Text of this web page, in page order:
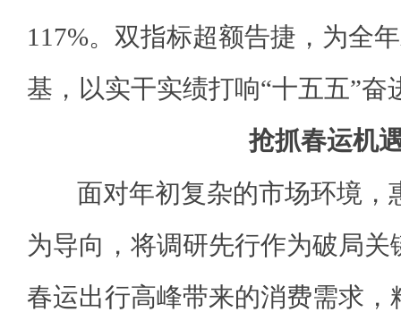
117%。双指标超额告捷，为全
基，以实干实绩打响“十五五”奋
抢抓春运机
面对年初复杂的市场环境，
为导向，将调研先行作为破局
春运出行高峰带来的消费需求